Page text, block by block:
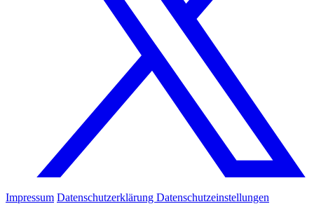
Impressum Datenschutzerklärung Datenschutzeinstellungen